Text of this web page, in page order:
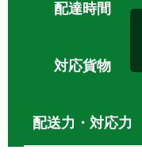
配達時間
対応貨物
配送力・対応力